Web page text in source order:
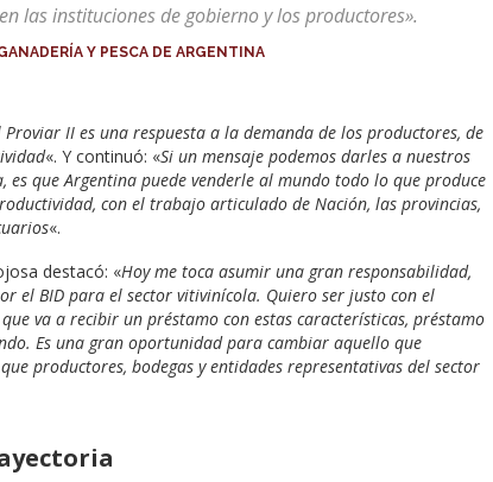
las instituciones de gobierno y los productores».
Y PESCA DE ARGENTINA
Proviar II es una respuesta a la demanda de los productores, de
«. Y continuó: «Si un mensaje podemos darles a nuestros
que Argentina puede venderle al mundo todo lo que produce
con el trabajo articulado de Nación, las provincias,
«.
destacó: «Hoy me toca asumir una gran responsabilidad,
el BID para el sector vitivinícola. Quiero ser justo con el
va a recibir un préstamo con estas características, préstamo
Es una gran oportunidad para cambiar aquello que
productores, bodegas y entidades representativas del sector